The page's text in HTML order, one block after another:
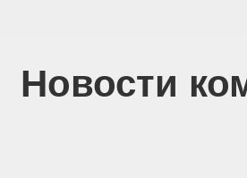
Новости